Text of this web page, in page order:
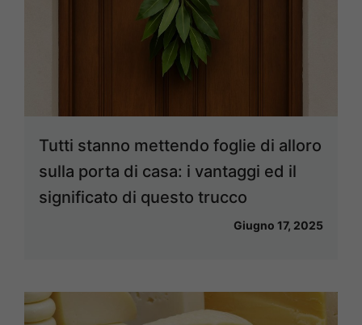
Tutti stanno mettendo foglie di alloro
sulla porta di casa: i vantaggi ed il
significato di questo trucco
Giugno 17, 2025